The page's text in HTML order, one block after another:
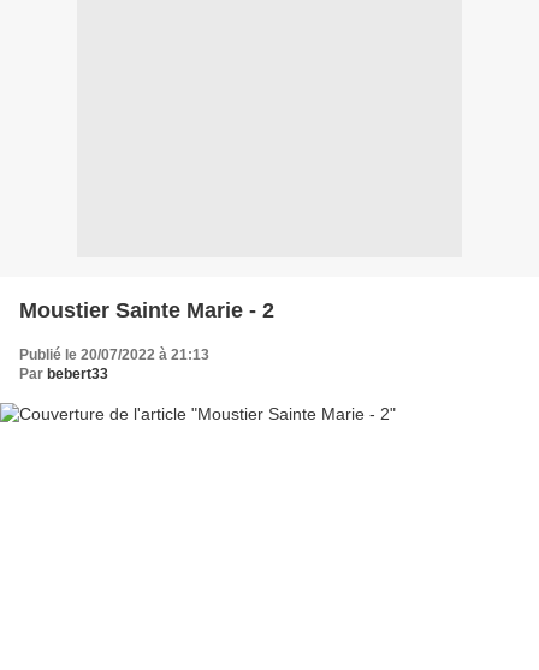
Moustier Sainte Marie - 2
Publié le 20/07/2022 à 21:13
Par bebert33